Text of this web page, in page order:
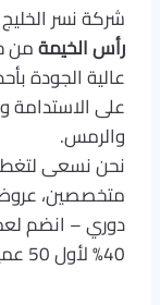
شركة نسر
رأس الخيمةمن
عالية الجودة
على الاستدامة
والرمس.
متخصصين، عروض
دوري – انضم
40% لأول 50 عميل!.